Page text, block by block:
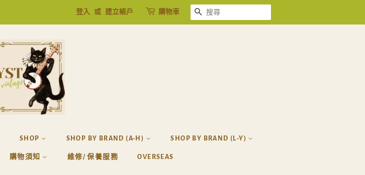
登入 或 建立帳戶 購物車 搜尋
SHOP SHOP BY BRAND (A-H) SHOP BY BRAND (L-Y)
購物須知 維修/ 保養服務 OVERSEAS